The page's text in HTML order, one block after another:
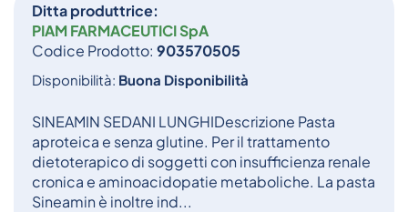
Ditta produttrice:
PIAM FARMACEUTICI SpA
Codice Prodotto: 903570505
Disponibilità: Buona Disponibilità
SINEAMIN SEDANI LUNGHIDescrizione Pasta
aproteica e senza glutine. Per il trattamento
dietoterapico di soggetti con insufficienza renale
cronica e aminoacidopatie metaboliche. La pasta
Sineamin è inoltre ind...